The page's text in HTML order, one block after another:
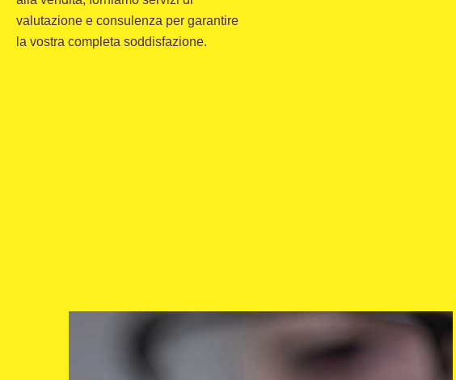
valutazione e consulenza per garantire
la vostra completa soddisfazione.